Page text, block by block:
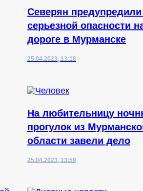
Северян
серьезной опасности
дороге в Мурманске
25.04.2023, 13:18
На любительницу
прогулок из
области завели дело
25.04.2023, 13:59